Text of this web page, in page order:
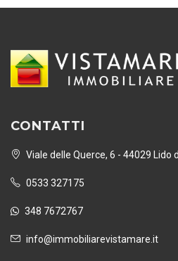
CONTATTI
Viale delle Querce, 6 - 44029 Lido
0533 327175
348 7672767
info@immobiliarevistamare.it